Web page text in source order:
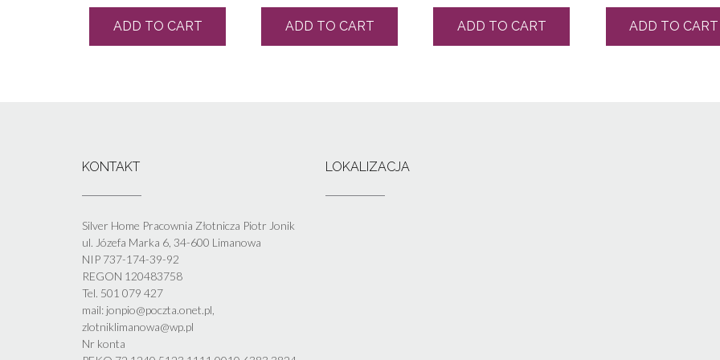
ADD TO CART ADD TO CART ADD TO CART ADD TO CART
KONTAKT
Silver Home Pracownia Złotnicza Piotr Jonik
ul. Józefa Marka 6, 34-600 Limanowa
NIP 737-174-39-92
REGON 120483758
Tel. 501 079 427
mail: jonpio@poczta.onet.pl,
zlotniklimanowa@wp.pl
Nr konta
LOKALIZACJA